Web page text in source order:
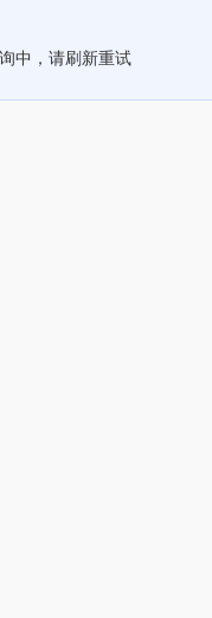
中，请刷新重试